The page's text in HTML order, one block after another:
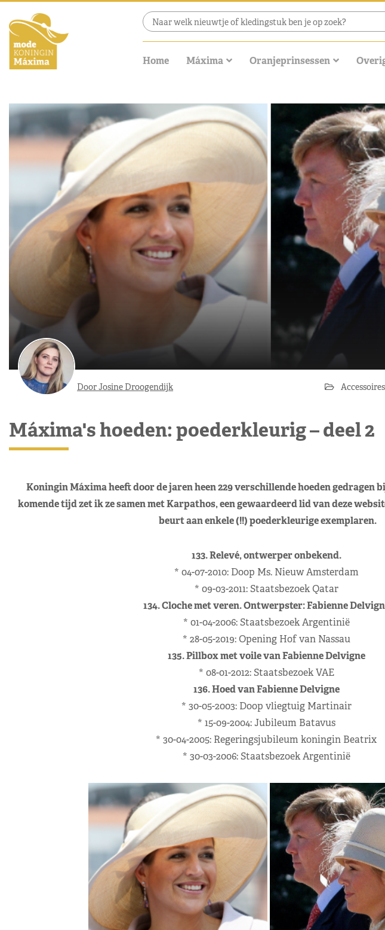
Home Máxima Oranjeprinsessen
Door Josine Droogendijk Accessoires
Máxima's hoeden: poederkleurig – deel 2
Koningin Máxima heeft door de jaren heen 229 verschillende hoeden gedragen
komende tijd zet ik ze samen met Karpathos, een gewaardeerd lid van deze
beurt aan enkele (!!) poederkleurige exemplaren.
133. Relevé, ontwerper onbekend.
* 04-07-2010: Doop Ms. Nieuw Amsterdam
* 09-03-2011: Staatsbezoek Qatar
134. Cloche met veren. Ontwerpster: Fabienne
* 01-04-2006: Staatsbezoek Argentinië
* 28-05-2019: Opening Hof van Nassau
135. Pillbox met voile van Fabienne Delvigne
* 08-01-2012: Staatsbezoek VAE
136. Hoed van Fabienne Delvigne
* 30-05-2003: Doop vliegtuig Martinair
* 15-09-2004: Jubileum Batavus
* 30-04-2005: Regeringsjubileum koningin Beatrix
* 30-03-2006: Staatsbezoek Argentinië